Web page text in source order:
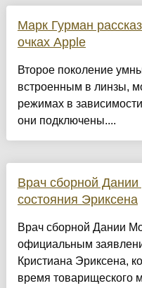
Марк Гурман
очках Apple
Второе поколение
встроенным в линзы,
режимах в зависимости
они подключены....
Врач сборной Дании
состояния Эриксена
Врач сборной Дании
официальным
Кристиана Эриксена,
время товарищеского